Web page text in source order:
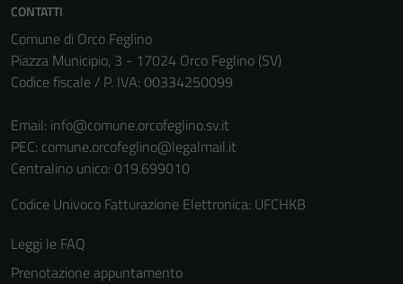
CONTATTI
Comune di Orco Feglino
Piazza Municipio, 3 - 17024 Orco Feglino (SV)
Codice fiscale / P. IVA: 00334250099
Email: info@comune.orcofeglino.sv.it
PEC: comune.orcofeglino@legalmail.it
Centralino unico: 019.699010
Codice Univoco Fatturazione Elettronica: UFCHKB
Leggi le FAQ
Prenotazione appuntamento